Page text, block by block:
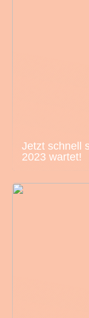
Jetzt schnell
2023 wartet!